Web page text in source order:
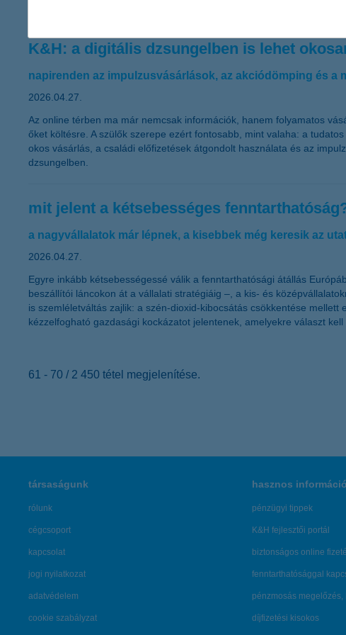
vagy hónapról hónapra élnek. Az is kiderült a kutatásból, hogy a
K&H: a digitális dzsungelben is lehet
napirenden az impulzusvásárlások, az akciódömping és a
2026.04.27.
Az online térben ma már nemcsak információk, hanem folyamatos
őket költésre. A szülők szerepe ezért fontosabb, mint valaha: a
okos vásárlás, a családi előfizetések átgondolt használata és az
dzsungelben.
mit jelent a kétsebességes
a nagyvállalatok már lépnek, a kisebbek még keresik az
2026.04.27.
Egyre inkább kétsebességessé válik a fenntarthatósági átállás
beszállítói láncokon át a vállalati stratégiáig –, a kis- és
is szemléletváltás zajlik: a szén-dioxid-kibocsátás csökkentése
kézzelfogható gazdasági kockázatot jelentenek, amelyekre választ kell
61 - 70 / 2 450 tétel megjelenítése.
társaságunk
rólunk
cégcsoport
kapcsolat
jogi nyilatkozat
adatvédelem
cookie szabályzat
hasznos
pénzügyi tippek
K&H fejlesztői portál
biztonságos online
fenntarthatósággal
pénzmosás megelőzés,
díjfizetési kisokos